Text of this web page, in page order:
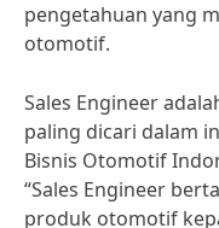
pengetahuan yang
otomotif.
Sales Engineer
paling dicari dalam
Bisnis Otomotif
“Sales Engineer
produk otomotif